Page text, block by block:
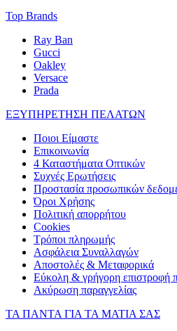
Top Brands
Ray Ban
Gucci
Oakley
Versace
Prada
ΕΞΥΠΗΡΕΤΗΣΗ ΠΕΛΑΤΩΝ
Ποιοι Είμαστε
Επικοινωνία
4 Καταστήματα Οπτικών
Συχνές Ερωτήσεις
Προστασία προσωπικών
Όροι Χρήσης
Πολιτική απορρήτου
Cookies
Τρόποι πληρωμής
Ασφάλεια Συναλλαγών
Αποστολές & Μεταφορικά
Εύκολη & γρήγορη επιστροφή
Ακύρωση παραγγελίας
ΤΑ ΠΑΝΤΑ ΓΙΑ ΤΑ ΜΑΤΙΑ ΣΑΣ